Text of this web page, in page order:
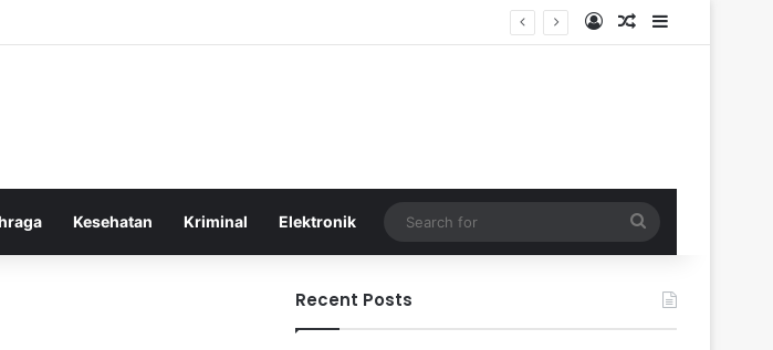
Menghemat Waktu Berharga Anda Log InRandom Article
Sidebar
Kesehatan Kriminal Elektronik
for
Recent Posts